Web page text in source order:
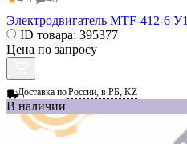
Электродвигатель MTF-412-6 У1
ID товара: 395377
Цена по запросу
Доставка поРоссии, в РБ, KZ
В наличии